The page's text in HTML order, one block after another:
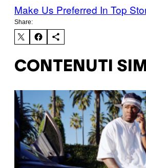
Make Us Preferred In Top
Share:
CONTENUTI